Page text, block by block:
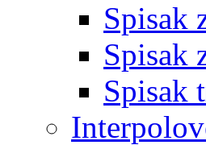
Spisak
Spisak
Spisak